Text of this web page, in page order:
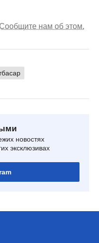
Сообщите нам об этом.
новостях
эксклюзивах